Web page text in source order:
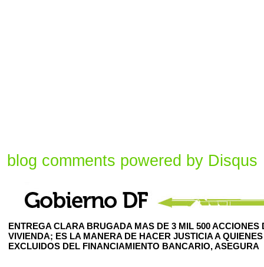
blog comments powered by Disqus
ENTREGA CLARA BRUGADA MAS DE 3 MIL 500 ACCIONES
VIVIENDA; ES LA MANERA DE HACER JUSTICIA A
EXCLUIDOS DEL FINANCIAMIENTO BANCARIO, ASEGURA